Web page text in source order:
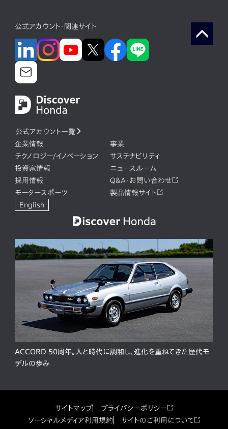
公式アカウント・関連サイト
公式アカウント一覧
企業情報
事業
テクノロジー/イノベーション
サステナビリティ
投資家情報
ニュースルーム
採用情報
Q&A・お問い合わせ
モータースポーツ
製品情報サイト
English
ACCORD 50周年。人と時代に調和し、進化を重ねてきた歴代モ
デルの歩み
サイトマップ
プライバシーポリシー
ソーシャルメディア利用規約
サイトのご利用について